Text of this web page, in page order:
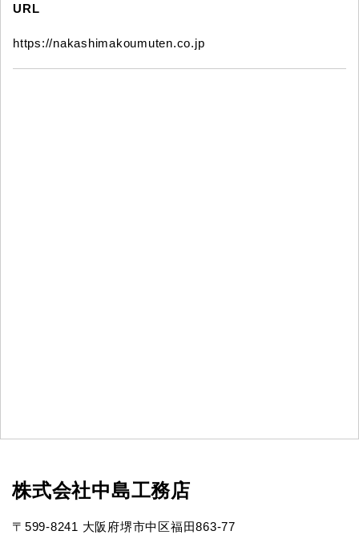
URL
https://nakashimakoumuten.co.jp
株式会社中島工務店
〒599-8241 大阪府堺市中区福田863-77